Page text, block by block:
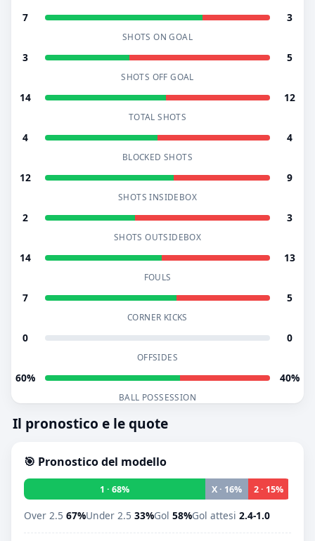
7 3
SHOTS ON GOAL
3 5
SHOTS OFF GOAL
14 12
TOTAL SHOTS
4 4
BLOCKED SHOTS
12 9
SHOTS INSIDEBOX
2 3
SHOTS OUTSIDEBOX
14 13
FOULS
7 5
CORNER KICKS
0 0
OFFSIDES
60% 40%
BALL POSSESSION
Il pronostico e le quote
🎯 Pronostico del modello
1 · 68% X · 16% 2 · 15%
Over 2.5 67%Under 2.5 33%Gol 58%Gol attesi 2.4-1.0